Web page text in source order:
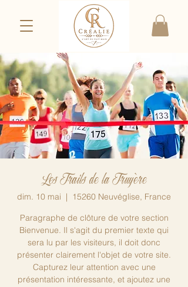
Les Trails de la Truyère
dim. 10 mai
  |
15260 Neuvéglise, France
Paragraphe de clôture de votre section
Bienvenue. Il s'agit du premier texte qui
sera lu par les visiteurs, il doit donc
présenter clairement l'objet de votre site.
Capturez leur attention avec une
présentation intéressante, et ajoutez une